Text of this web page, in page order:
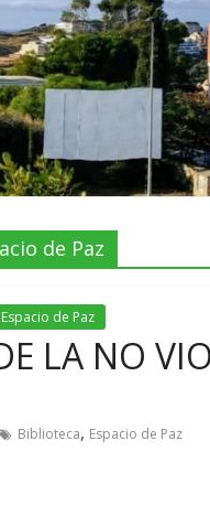
de Paz
de Paz
LA NO
Biblioteca, Espacio de Paz